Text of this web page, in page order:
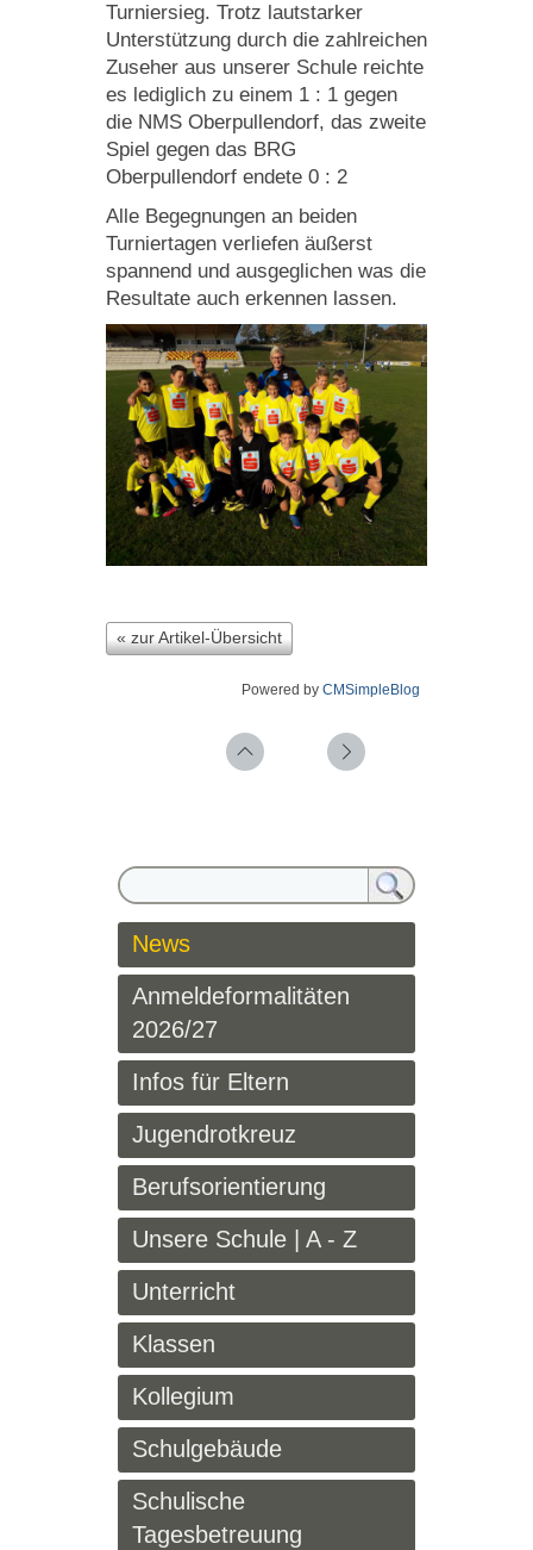
Turniersieg. Trotz lautstarker
Unterstützung durch die zahlreichen
Zuseher aus unserer Schule reichte
es lediglich zu einem 1 : 1 gegen
die NMS Oberpullendorf, das zweite
Spiel gegen das BRG
Oberpullendorf endete 0 : 2
Alle Begegnungen an beiden
Turniertagen verliefen äußerst
spannend und ausgeglichen was die
Resultate auch erkennen lassen.
« zur Artikel-Übersicht
Powered by CMSimpleBlog
News
Anmeldeformalitäten
2026/27
Infos für Eltern
Jugendrotkreuz
Berufsorientierung
Unsere Schule | A - Z
Unterricht
Klassen
Kollegium
Schulgebäude
Schulische
Tagesbetreuung